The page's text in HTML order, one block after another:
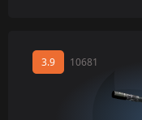
3.9 10681